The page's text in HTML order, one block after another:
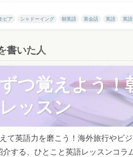
ピア シャドーイング 朝英語 英会話 英語 英
書いた人
つ覚えよう！
ッスン
て英語力を磨こう！海外旅行やビ
介する、ひとこと英語レッスンコラ